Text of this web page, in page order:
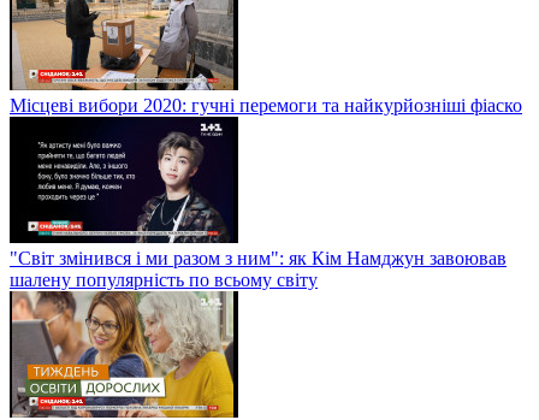
Місцеві вибори 2020: гучні перемоги та найкурйозніші фіаско
"Світ змінився і ми разом з ним": як Кім Намджун завоював
шалену популярність по всьому світу